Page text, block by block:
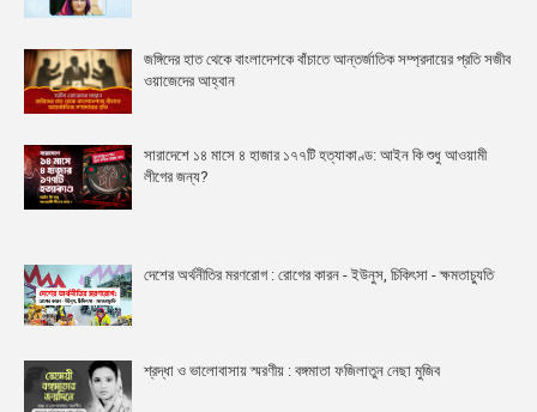
জঙ্গিদের হাত থেকে বাংলাদেশকে বাঁচাতে আন্তর্জাতিক সম্প্রদায়ের প্রতি সজীব
ওয়াজেদের আহ্বান
সারাদেশে ১৪ মাসে ৪ হাজার ১৭৭টি হত্যাকাণ্ড: আইন কি শুধু আওয়ামী
লীগের জন্য?
দেশের অর্থনীতির মরণরোগ : রোগের কারন - ইউনুস, চিকিৎসা - ক্ষমতাচ্যুতি
শ্রদ্ধা ও ভালোবাসায় স্মরণীয় : বঙ্গমাতা ফজিলাতুন নেছা মুজিব